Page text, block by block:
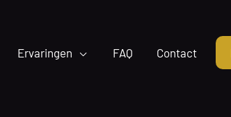
Ervaringen FAQ Contact